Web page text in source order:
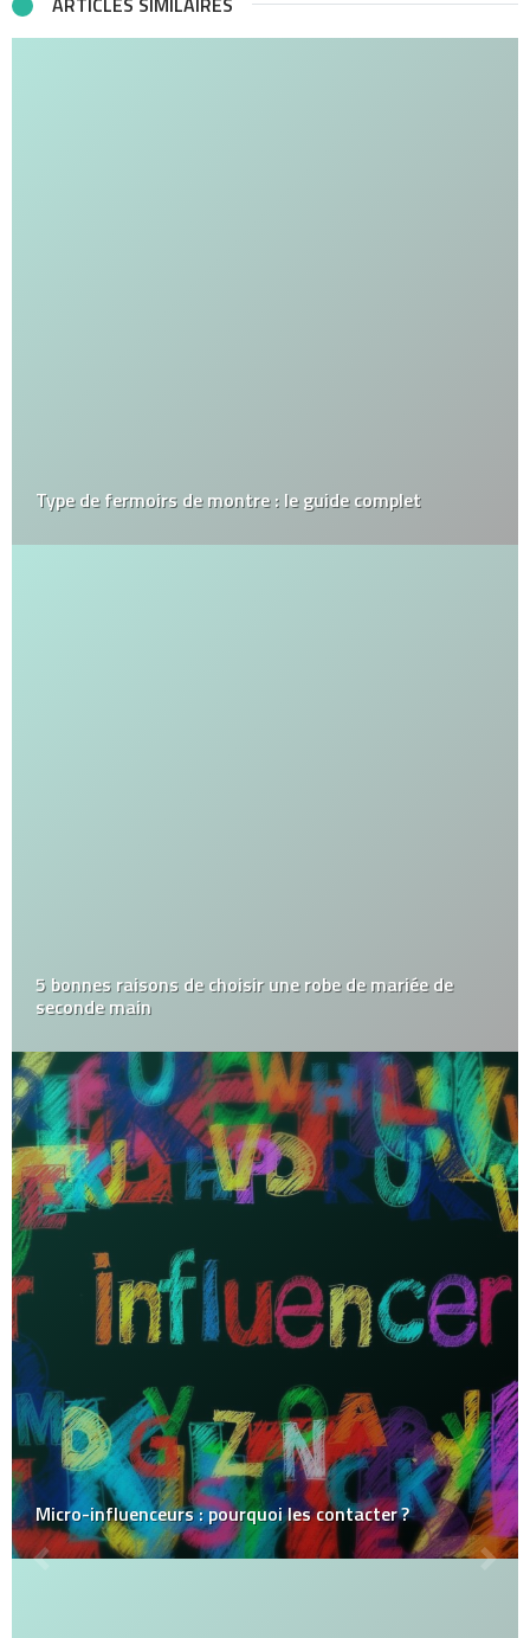
Type de fermoirs de montre : le guide complet
5 bonnes raisons de choisir une robe de mariée de
seconde main
Micro-influenceurs : pourquoi les contacter ?